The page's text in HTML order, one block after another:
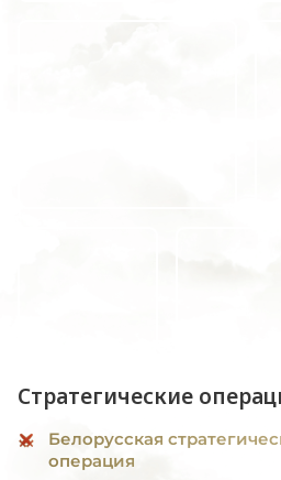
Стратегические
Белорусская
операция